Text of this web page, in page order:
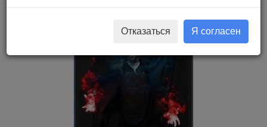
Отказаться Я согласен